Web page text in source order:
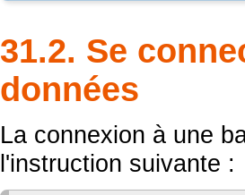
31.2. Se
données
La connexion à une
l'instruction suivante :